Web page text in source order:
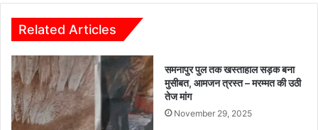
Related Articles
समनापुर पुल तक खस्ताहाल सड़क बना
मुसीबत, आमजन त्रस्त – मरम्मत की उठी
तेज मांग
November 29, 2025